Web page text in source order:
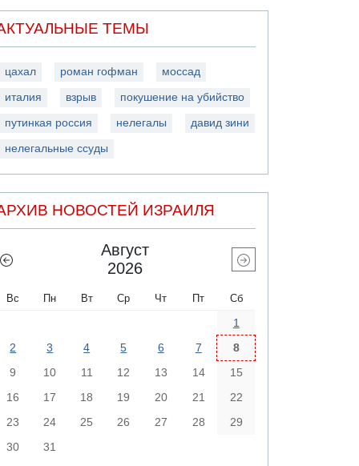
ТЕМЫ
цахал роман гофман моссад
италия взрыв покушение на убийство
путинкая россия нелегалы давид зини
нелегальные ссуды
НОВОСТЕЙ ИЗРАИЛЯ
Август
2026
Вс Пн Вт Ср Чт Пт Сб
1
2
3 4 5 6 7
8
9
10 11 12 13 14
15
16
17 18 19 20 21
22
23
24 25 26 27 28
29
30
31